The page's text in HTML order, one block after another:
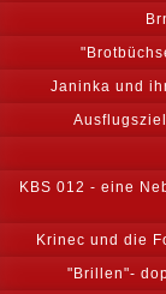
Janinka und
KBS 012 - eine
Krinec und die
"Brillen"-